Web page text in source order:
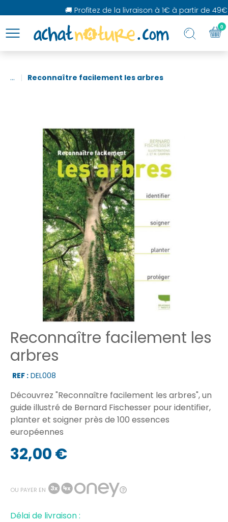
🚚 Profitez de la livraison à 1€ à partir de 49€
... Reconnaître facilement les arbres
Reconnaître facilement les
arbres
REF : DEL008
Découvrez "Reconnaître facilement les arbres", un
guide illustré de Bernard Fischesser pour identifier,
planter et soigner près de 100 essences
européennes
32,00 €
OU PAYER EN
Délai de livraison :
0